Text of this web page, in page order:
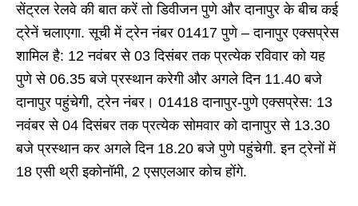
सेंट्रल रेलवे की बात करें तो डिवीजन पुणे और दानापुर के बीच कई
ट्रेनें चलाएगा. सूची में ट्रेन नंबर 01417 पुणे – दानापुर एक्सप्रेस
शामिल है: 12 नवंबर से 03 दिसंबर तक प्रत्येक रविवार को यह
पुणे से 06.35 बजे प्रस्थान करेगी और अगले दिन 11.40 बजे
दानापुर पहुंचेगी, ट्रेन नंबर। 01418 दानापुर-पुणे एक्सप्रेस: ​​13
नवंबर से 04 दिसंबर तक प्रत्येक सोमवार को दानापुर से 13.30
बजे प्रस्थान कर अगले दिन 18.20 बजे पुणे पहुंचेगी. इन ट्रेनों में
18 एसी थ्री इकोनॉमी, 2 एसएलआर कोच होंगे.